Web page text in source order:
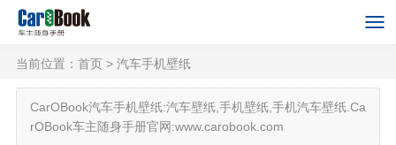
当前位置： 首页 > 汽车手机壁纸
CarOBook汽车手机壁纸:汽车壁纸,手机壁纸,手机汽车壁纸.Ca
rOBook车主随身手册官网:www.carobook.com